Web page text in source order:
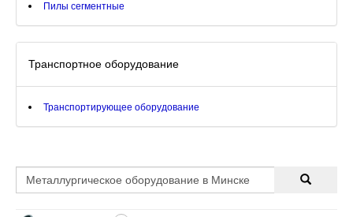
Пилы сегментные
Транспортное оборудование
Транспортирующее оборудование